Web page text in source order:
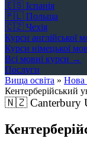
🇪🇸 Іспанія
🇵🇱 Польща
🇨🇿 Чехія
Курси англійської
Курси німецької
Всі мовні курси →
Послуги
Вища освіта » Нова
Кентерберійський
🇳🇿Canterbury